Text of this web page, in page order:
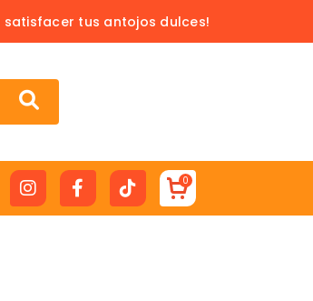
satisfacer tus antojos dulces!
0